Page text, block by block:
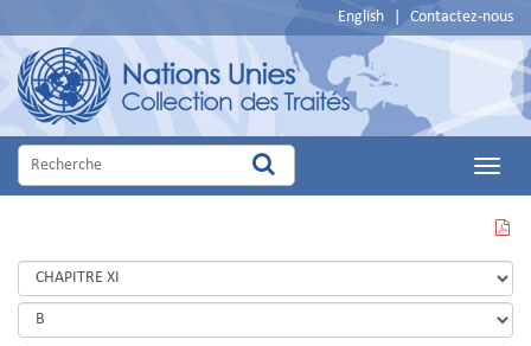
English Contactez-nous
Main
CETTE
PAGE
EN
PDF